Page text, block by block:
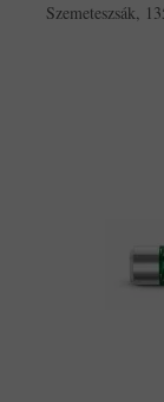
Szemeteszsák,